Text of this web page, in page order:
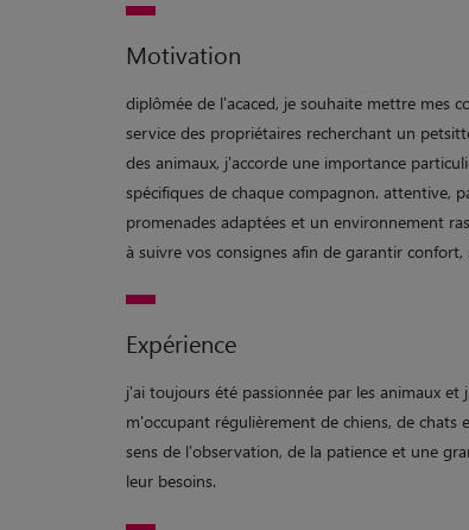
Motivation
diplômée de l'acaced, je souhaite mettre mes
service des propriétaires recherchant un
des animaux, j'accorde une importance
spécifiques de chaque compagnon. attentive,
promenades adaptées et un environnement
à suivre vos consignes afin de garantir
Expérience
j'ai toujours été passionnée par les animaux et
m'occupant régulièrement de chiens, de
sens de l'observation, de la patience et une
leur besoins.